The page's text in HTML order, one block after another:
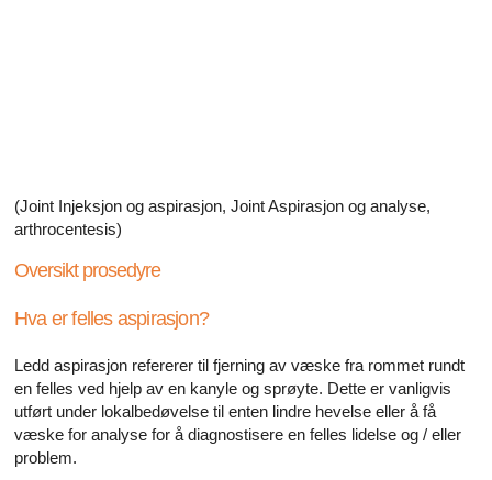
Alle artikler om mannlige reproduksjonssystemet
(Joint Injeksjon og aspirasjon, Joint Aspirasjon og analyse,
arthrocentesis)
Oversikt prosedyre
Hva er felles aspirasjon?
Ledd aspirasjon refererer til fjerning av væske fra rommet rundt
en felles ved hjelp av en kanyle og sprøyte. Dette er vanligvis
utført under lokalbedøvelse til enten lindre hevelse eller å få
væske for analyse for å diagnostisere en felles lidelse og / eller
problem.